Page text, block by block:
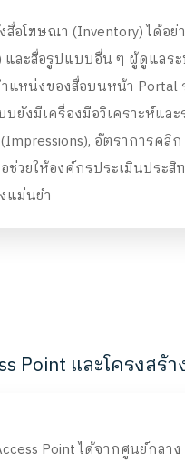
อโฆษณา (Inventory) ได้อย่
และสื่อรูปแบบอื่น ๆ ผู้ดูแล
แหน่งของสื่อบนหน้า Portal
ยังมีเครื่องมือวิเคราะห์แล
อัตราการคลิก
ช่วยให้องค์กรประเมินประสิ
แม่นยำ
Point และโครงสร้า
Point ได้จากศูนย์กลาง